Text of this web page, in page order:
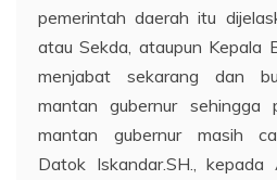
pemerintah daerah itu
atau Sekda, ataupun Kepala
menjabat sekarang dan
mantan gubernur sehingga
mantan gubernur masih
Datok Iskandar.SH.,